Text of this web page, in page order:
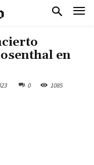
en
0 1085